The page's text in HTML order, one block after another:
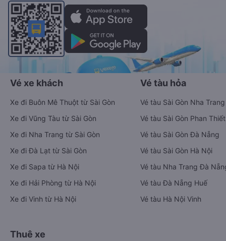
Vé xe khách
Xe đi Buôn Mê Thuột từ Sài Gòn
Xe đi Vũng Tàu từ Sài Gòn
Xe đi Nha Trang từ Sài Gòn
Xe đi Đà Lạt từ Sài Gòn
Xe đi Sapa từ Hà Nội
Xe đi Hải Phòng từ Hà Nội
Xe đi Vinh từ Hà Nội
Vé tàu hỏa
Vé tàu Sài Gòn Nha Trang
Vé tàu Sài Gòn Phan Thiết
Vé tàu Sài Gòn Đà Nẵng
Vé tàu Sài Gòn Hà Nội
Vé tàu Nha Trang Đà
Vé tàu Đà Nẵng Huế
Vé tàu Hà Nội Vinh
Thuê xe